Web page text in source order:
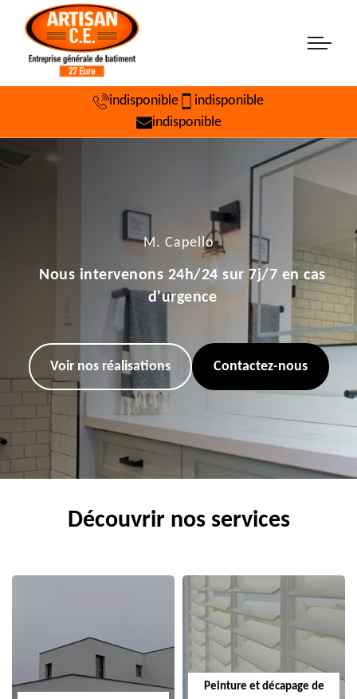
indisponible
indisponible
indisponible
M. Capello
Nous intervenons 24h/24 sur 7j/7 en cas
d'urgence
Voir nos réalisations Contactez-nous
Découvrir nos services
Peinture et décapage de